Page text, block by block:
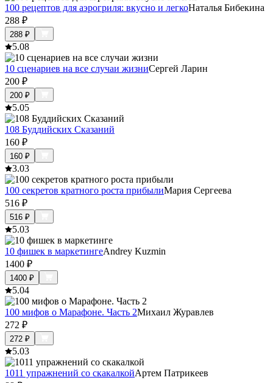
100 рецептов для аэрогриля: вкусно и легкоНаталья Бибекина
288 ₽
288 ₽
5.08
10 сценариев на все случаи жизниСергей Ларин
200 ₽
200 ₽
5.05
108 Буддийских Сказаний
160 ₽
160 ₽
3.03
100 секретов кратного роста прибылиМария Сергеева
516 ₽
516 ₽
5.03
10 фишек в маркетингеAndrey Kuzmin
1400 ₽
1400 ₽
5.04
100 мифов о Марафоне. Часть 2Михаил Журавлев
272 ₽
272 ₽
5.03
1011 упражнений со скакалкойАртем Патрикеев